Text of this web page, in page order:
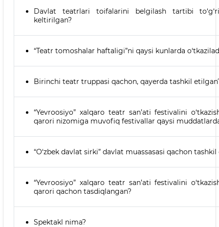
Davlat teatrlari toifalarini belgilash tartibi
keltirilgan?
“Teatr tomoshalar haftaligi”ni qaysi kunlarda
Birinchi teatr truppasi qachon, qayerda tashkil
“Yevroosiyo” xalqaro teatr san’ati festivalini
qarori nizomiga muvofiq festivallar qaysi
“O‘zbek davlat sirki” davlat muassasasi qachon
“Yevroosiyo” xalqaro teatr san’ati festivalini
qarori qachon tasdiqlangan?
Spektakl nima?